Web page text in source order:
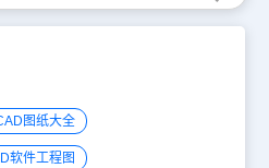
图纸大全
软件工程图